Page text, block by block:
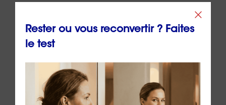
reconversion ?
décalage avec ses besoins devient durable.
Peut-on faire ce test à 30, 40 ou 50 ans ?
Rester ou vous reconvertir ? Faites
le test